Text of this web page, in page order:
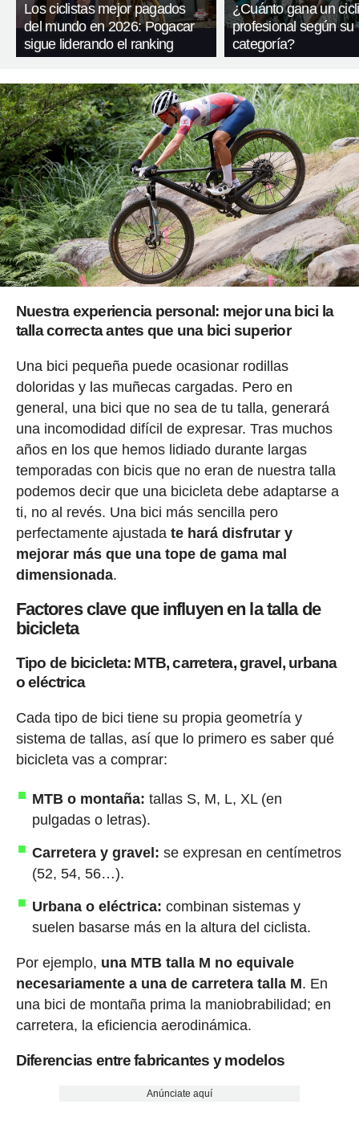
Los ciclistas mejor pagados
del mundo en 2026: Pogacar
sigue liderando el ranking
¿Cuánto gana un
profesional según su
categoría?
Nuestra experiencia personal: mejor una bici la
talla correcta antes que una bici superior
Una bici pequeña puede ocasionar rodillas
doloridas y las muñecas cargadas. Pero en
general, una bici que no sea de tu talla, generará
una incomodidad difícil de expresar. Tras muchos
años en los que hemos lidiado durante largas
temporadas con bicis que no eran de nuestra talla
podemos decir que una bicicleta debe adaptarse a
ti, no al revés. Una bici más sencilla pero
perfectamente ajustada te hará disfrutar y
mejorar más que una tope de gama mal
dimensionada.
Factores clave que influyen en la talla de
bicicleta
Tipo de bicicleta: MTB, carretera, gravel, urbana
o eléctrica
Cada tipo de bici tiene su propia geometría y
sistema de tallas, así que lo primero es saber qué
bicicleta vas a comprar:
MTB o montaña: tallas S, M, L, XL (en
pulgadas o letras).
Carretera y gravel: se expresan en centímetros
(52, 54, 56…).
Urbana o eléctrica: combinan sistemas y
suelen basarse más en la altura del ciclista.
Por ejemplo, una MTB talla M no equivale
necesariamente a una de carretera talla M. En
una bici de montaña prima la maniobrabilidad; en
carretera, la eficiencia aerodinámica.
Diferencias entre fabricantes y modelos
Anúnciate aquí